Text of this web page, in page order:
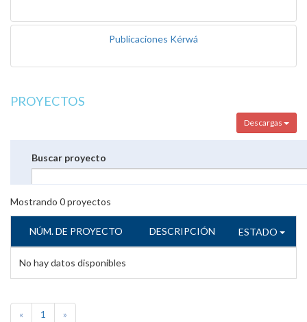
Publicaciones Kérwá
PROYECTOS
Descargas
Buscar proyecto
Mostrando 0proyectos
NÚM. DE PROYECTO DESCRIPCIÓN ESTADO
No hay datos disponibles
« 1 »